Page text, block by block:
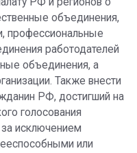
объединения,
профессиональные
работодателей
объединения, а
Также внести
РФ, достигший на
голосования
исключением
или